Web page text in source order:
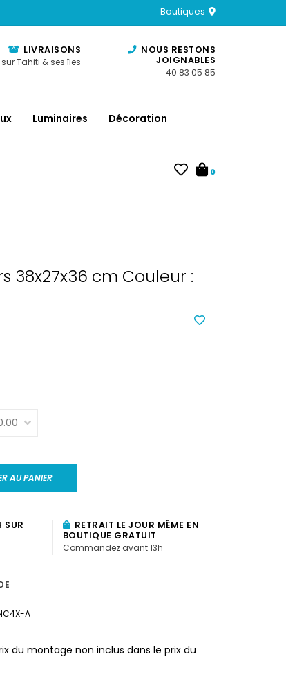
Boutiques
LIVRAISONS
sur Tahiti & ses îles
NOUS RESTONS
JOIGNABLES
40 83 05 85
Luminaires
Décoration
0
38x27x36 cm Couleur :
AU PANIER
SUR
RETRAIT LE JOUR MÊME EN
BOUTIQUE GRATUIT
Commandez avant 13h
A
du montage non inclus dans le prix du